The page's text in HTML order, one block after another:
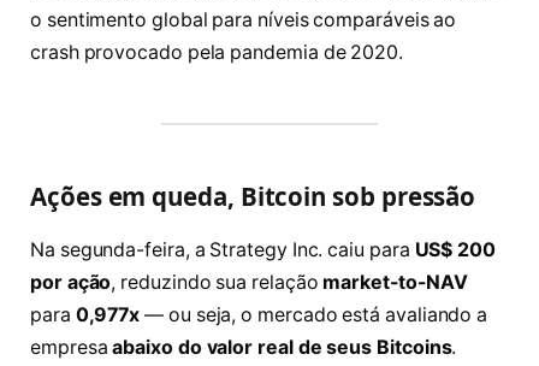
o sentimento global para níveis comparáveis ao
crash provocado pela pandemia de 2020.
Ações em queda, Bitcoin sob pressão
Na segunda-feira, a Strategy Inc. caiu para US$ 200
por ação, reduzindo sua relação market-to-NAV
para 0,977x — ou seja, o mercado está avaliando a
empresaabaixo do valor real de seus Bitcoins.